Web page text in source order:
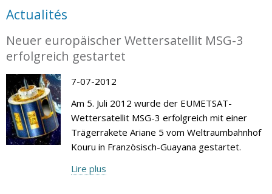
Actualités
Neuer europäischer Wettersatellit MSG-3
erfolgreich gestartet
7-07-2012
Am 5. Juli 2012 wurde der EUMETSAT-
Wettersatellit MSG-3 erfolgreich mit einer
Trägerrakete Ariane 5 vom Weltraumbahnhof
Kouru in Französisch-Guayana gestartet.
Lire plus